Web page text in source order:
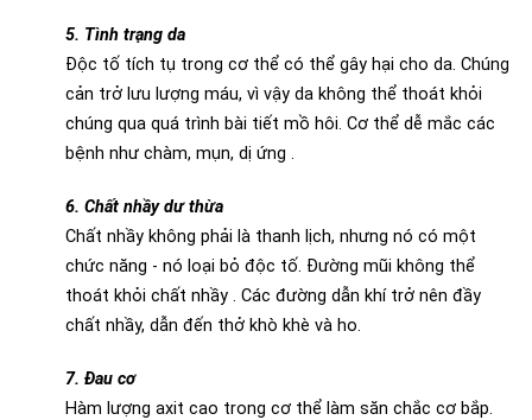
5. Tình trạng da
Độc tố tích tụ trong cơ thể có thể gây hại cho da. Chúng
cản trở lưu lượng máu, vì vậy da không thể thoát khỏi
chúng qua quá trình bài tiết mồ hôi. Cơ thể dễ mắc các
bệnh như chàm, mụn, dị ứng .
6. Chất nhầy dư thừa
Chất nhầy không phải là thanh lịch, nhưng nó có một
chức năng - nó loại bỏ độc tố. Đường mũi không thể
thoát khỏi chất nhầy . Các đường dẫn khí trở nên đầy
chất nhầy, dẫn đến thở khò khè và ho.
7. Đau cơ
Hàm lượng axit cao trong cơ thể làm săn chắc cơ bắp.